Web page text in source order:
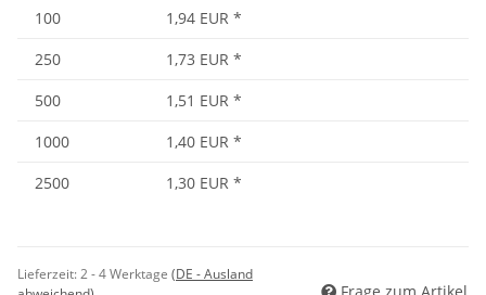
100 1,94 EUR *
250
1,73 EUR *
500
1,51 EUR *
1000
1,40 EUR *
2500
1,30 EUR *
Lieferzeit:2 - 4 Werktage (DE - Ausland